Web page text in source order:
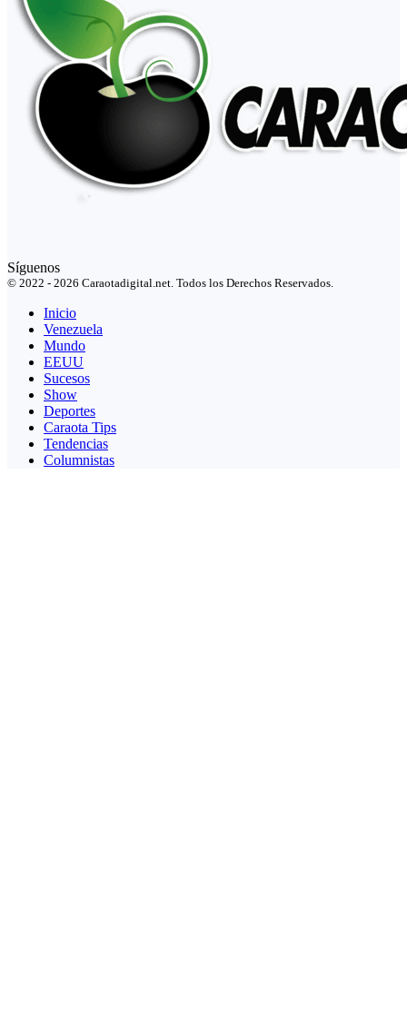
Síguenos
© 2022 - 2026 Caraotadigital.net. Todos los Derechos Reservados.
Inicio
Venezuela
Mundo
EEUU
Sucesos
Show
Deportes
Caraota Tips
Tendencias
Columnistas